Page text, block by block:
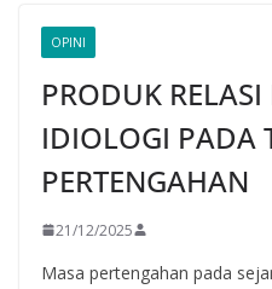
OPINI
PRODUK
IDIOLOGI PADA
PERTENGAHAN
21/12/2025
Masa pertengahan pada